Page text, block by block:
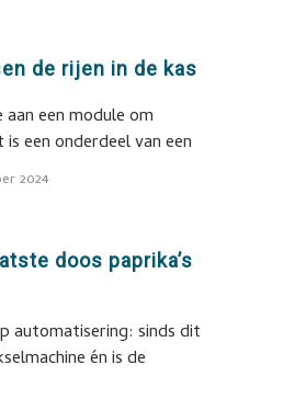
de rijen in de kas
een module om
een onderdeel van een
2024
doos paprika’s
automatisering: sinds dit
én is de